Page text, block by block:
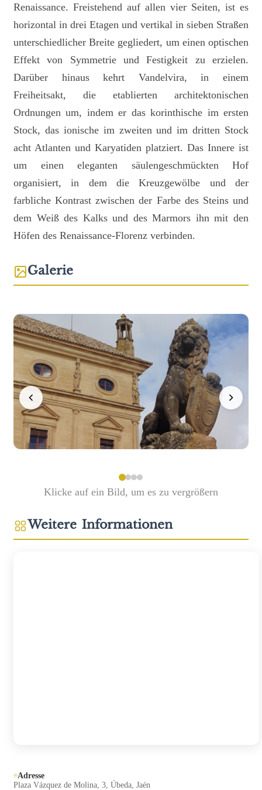
Renaissance. Freistehend auf allen vier Seiten, ist es
horizontal in drei Etagen und vertikal in sieben Straßen
unterschiedlicher Breite gegliedert, um einen optischen
Effekt von Symmetrie und Festigkeit zu erzielen.
Darüber hinaus kehrt Vandelvira, in einem
Freiheitsakt, die etablierten architektonischen
Ordnungen um, indem er das korinthische im ersten
Stock, das ionische im zweiten und im dritten Stock
acht Atlanten und Karyatiden platziert. Das Innere ist
um einen eleganten säulengeschmückten Hof
organisiert, in dem die Kreuzgewölbe und der
farbliche Kontrast zwischen der Farbe des Steins und
dem Weiß des Kalks und des Marmors ihn mit den
Höfen des Renaissance-Florenz verbinden.
Galerie
Klicke auf ein Bild, um es zu vergrößern
Weitere Informationen
Adresse
Plaza Vázquez de Molina, 3, Úbeda, Jaén